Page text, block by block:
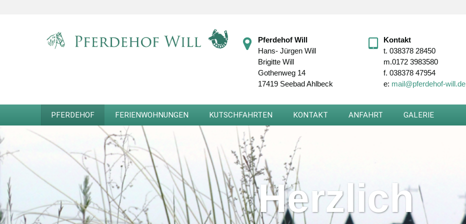
Pferdehof Will
Hans- Jürgen Will
Brigitte Will
Gothenweg 14
17419 Seebad Ahlbeck
Kontakt
t.038378 28450
m.0172 3983580
f.038378 47954
e: mail@pferdehof-will.de
PFERDEHOF FERIENWOHNUNGEN KUTSCHFAHRTEN KONTAKT ANFAHRT GALERIE
Herzlich
Herzlich
Herzlich